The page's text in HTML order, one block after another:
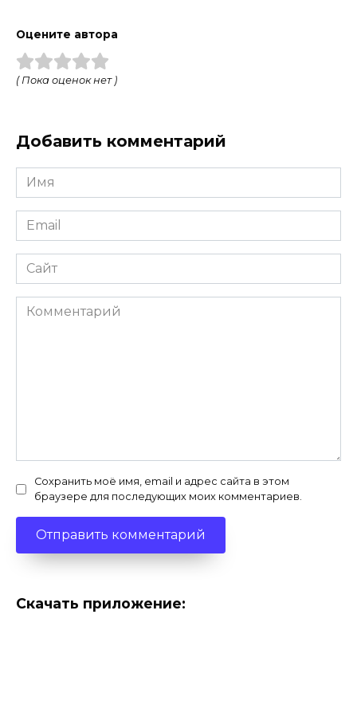
Оцените автора
( Пока оценок нет )
Добавить комментарий
Имя
*
Email
*
Сайт
Комментарий
Сохранить моё имя, email и адрес сайта в этом
браузере для последующих моих комментариев.
Скачать приложение: